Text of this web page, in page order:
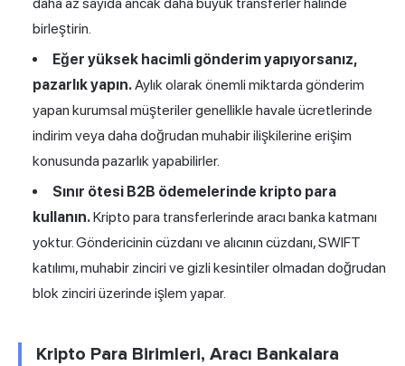
birleştirin.
Eğer yüksek hacimli gönderim yapıyorsanız,
pazarlık yapın.Aylık olarak önemli miktarda gönderim
yapan kurumsal müşteriler genellikle havale ücretlerinde
indirim veya daha doğrudan muhabir ilişkilerine erişim
konusunda pazarlık yapabilirler.
Sınır ötesi B2B ödemelerinde kripto para
kullanın.Kripto para transferlerinde aracı banka katmanı
yoktur. Göndericinin cüzdanı ve alıcının cüzdanı, SWIFT
katılımı, muhabir zinciri ve gizli kesintiler olmadan doğrudan
blok zinciri üzerinde işlem yapar.
Kripto Para Birimleri, Aracı Bankalara